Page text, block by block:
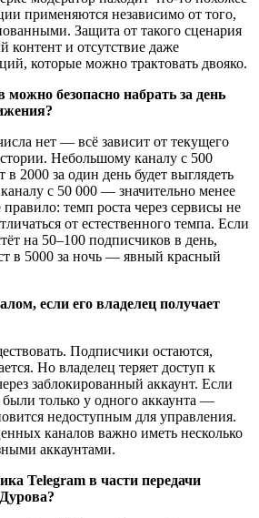
применяются независимо от того,
Защита от такого сценария
и отсутствие даже
которые можно трактовать двояко.
безопасно набрать за день
нет — всё зависит от текущего
Небольшому каналу с 500
2000 за один день будет выглядеть
с 50 000 — значительно менее
темп роста через сервисы не
от естественного темпа. Если
на 50–100 подписчиков в день,
в 5000 за ночь — явный красный
если его владелец получает
Подписчики остаются,
Но владелец теряет доступ к
заблокированный аккаунт. Если
только у одного аккаунта —
недоступным для управления.
каналов важно иметь несколько
аккаунтами.
Telegram в части передачи